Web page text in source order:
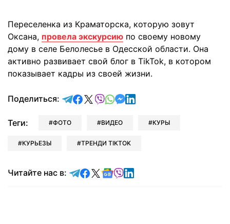
Переселенка из Краматорска, которую зовут
Оксана, провела экскурсию по своему новому
дому в селе Белолесье в Одесской области. Она
активно развивает свой блог в TikTok, в котором
показывает кадры из своей жизни.
Поделиться: отправить в Telegram
поделиться в Facebook
поделиться в X
отправить в Viber
отправить в Whatsapp
отправить в Messenger
отправить в LinkedIn
Теги: ФОТО ВИДЕО КУРЫ
КУРЬЕЗЫ ТРЕНДИ TIKTOK
Читайте нас в: Читайте в Telegram
Читайте в Facebook
Читайте в X
Читайте в Google news
Читайте в Viber
Читайте в LinkedIn